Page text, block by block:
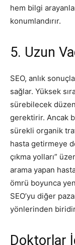
hem bilgi
konumlandırır.
5. Uzun
SEO, anlık
sağlar. Yüksek
sürebilecek
gerektirir. Ancak
sürekli organik
hasta getirmeye
çıkma yolları”
arama yapan
ömrü boyunca
SEO’yu diğer
yönlerinden
Doktorlar